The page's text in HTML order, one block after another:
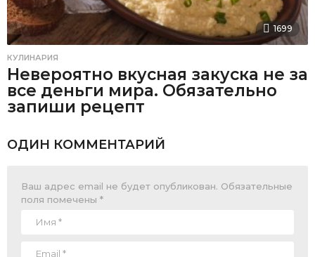
1699
КУЛИНАРИЯ
Невероятно вкусная закуска не за
все деньги мира. Обязательно
запиши рецепт
ОДИН КОММЕНТАРИЙ
Ваш адрес email не будет опубликован. Обязательные
поля помечены *